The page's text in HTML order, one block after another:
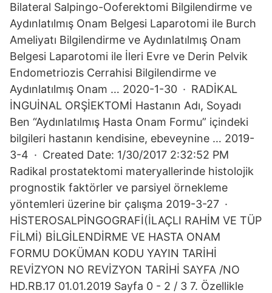
Bilateral Salpingo-Ooferektomi Bilgilendirme ve
Aydınlatılmış Onam Belgesi Laparotomi ile Burch
Ameliyatı Bilgilendirme ve Aydınlatılmış Onam
Belgesi Laparotomi ile İleri Evre ve Derin Pelvik
Endometriozis Cerrahisi Bilgilendirme ve
Aydınlatılmış Onam … 2020-1-30 · RADİKAL
İNGUİNAL ORŞİEKTOMİ Hastanın Adı, Soyadı
Ben “Aydınlatılmış Hasta Onam Formu” içindeki
bilgileri hastanın kendisine, ebeveynine … 2019-
3-4 · Created Date: 1/30/2017 2:32:52 PM
Radikal prostatektomi materyallerinde histolojik
prognostik faktörler ve parsiyel örnekleme
yöntemleri üzerine bir çalışma 2019-3-27 ·
HİSTEROSALPİNGOGRAFİ(İLAÇLI RAHİM VE TÜP
FİLMİ) BİLGİLENDİRME VE HASTA ONAM
FORMU DOKÜMAN KODU YAYIN TARİHİ
REVİZYON NO REVİZYON TARİHİ SAYFA /NO
HD.RB.17 01.01.2019 Sayfa 0 - 2 / 3 7. Özellikle